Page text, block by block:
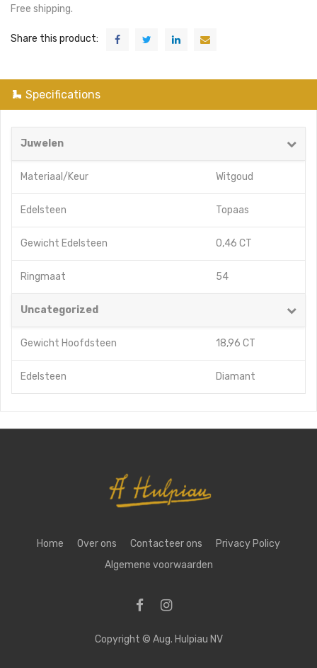
Free shipping.
Share this product:
Specifications
Juwelen
Materiaal/Keur Witgoud
Edelsteen Topaas
Gewicht Edelsteen 0,46 CT
Ringmaat 54
Uncategorized
Gewicht Hoofdsteen 18,96 CT
Edelsteen Diamant
Home Over ons Contacteer ons
Privacy Policy
Algemene voorwaarden
Copyright © Aug. Hulpiau NV